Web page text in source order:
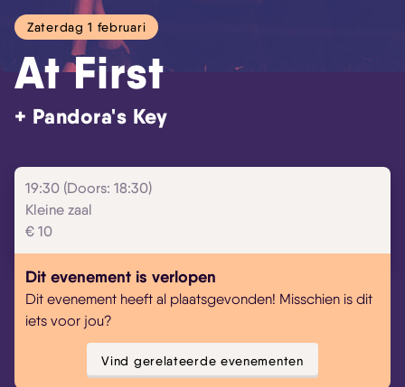
Zaterdag 1 februari
At First
+ Pandora's Key
19:30 (Doors: 18:30)
Kleine zaal
€ 10
Dit evenement is verlopen
Dit evenement heeft al plaatsgevonden! Misschien is dit
iets voor jou?
Vind gerelateerde evenementen